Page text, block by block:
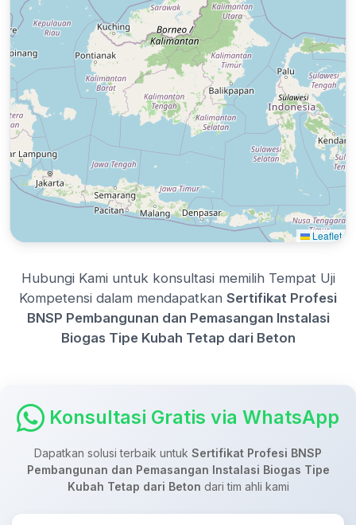
Leaflet
Hubungi Kami untuk konsultasi memilih Tempat Uji
Kompetensi dalam mendapatkan Sertifikat Profesi
BNSP Pembangunan dan Pemasangan Instalasi
Biogas Tipe Kubah Tetap dari Beton
Konsultasi Gratis via WhatsApp
Dapatkan solusi terbaik untuk Sertifikat Profesi BNSP
Pembangunan dan Pemasangan Instalasi Biogas Tipe
Kubah Tetap dari Beton dari tim ahli kami